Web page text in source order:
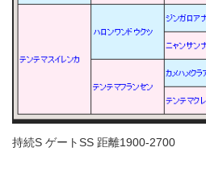
持続S ゲートSS 距離1900-2700